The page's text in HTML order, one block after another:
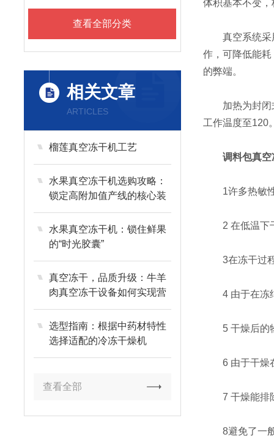
查看全部分类
相关文章
ARTICLES
榴莲真空冻干机工艺
水果真空冻干机选购攻略：
锁定高附加值产线的核心装
备
水果真空冻干机：锁住鲜果
的“时光胶囊”
真空冻干，品质升级：牛羊
肉真空冻干设备如何实现营
养与风味的长效留存？
选型指南：根据中药材特性
选择适配的冷冻干燥机
查看全部
体积基本不变
真空系统采用
作，可降低能
的弊端。
加热为封闭式
工作温度至120
调料包真
1许多热敏性
2 在低温下干
3在冻干过程
4 由于在冻结
5 干燥后的物
6 由于干燥在
7 干燥能排除
8避免了一般